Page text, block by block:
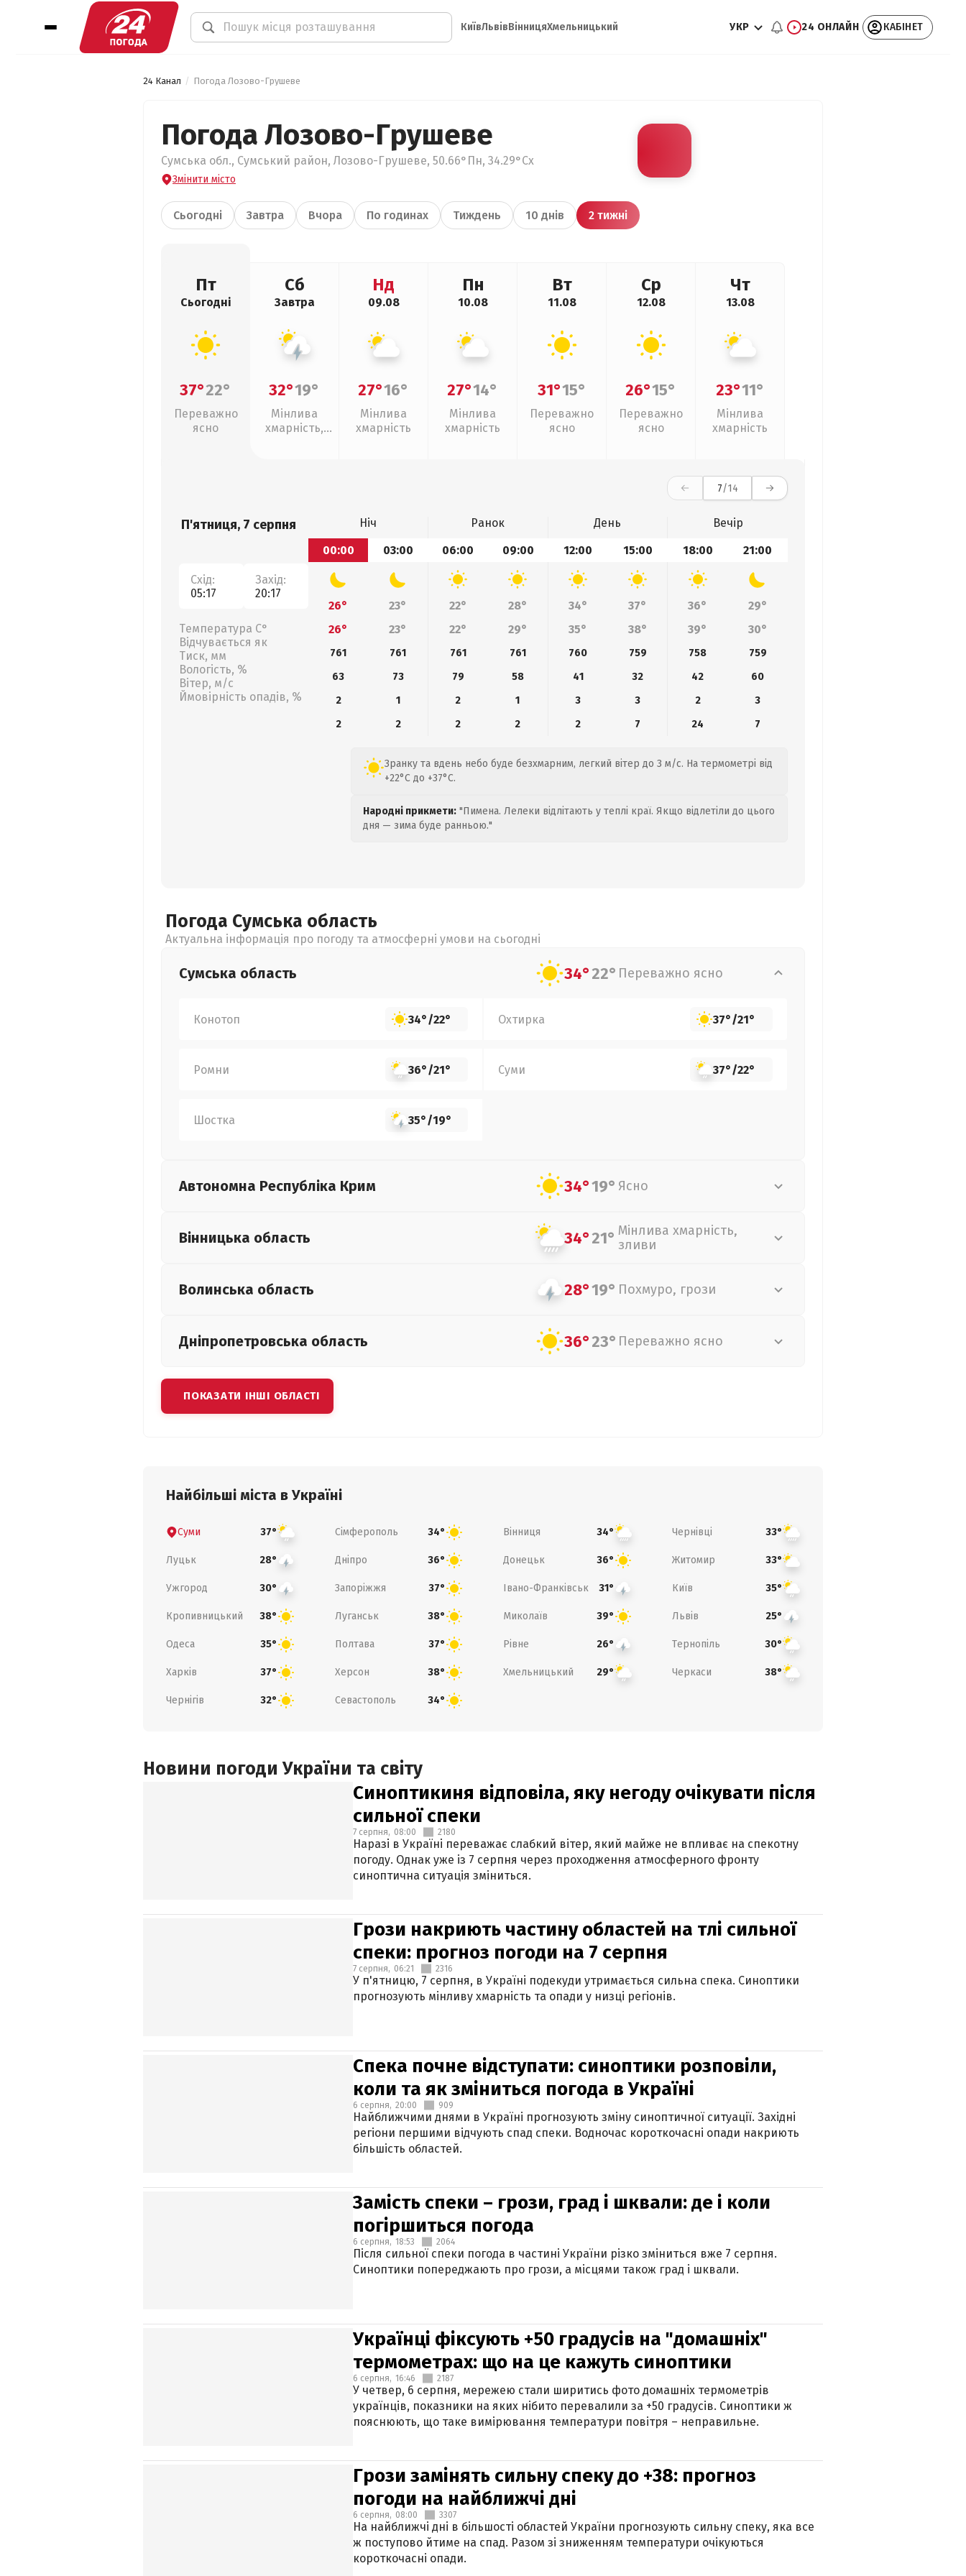
КиївЛьвівВінницяХмельницький УКР 24 ОНЛАЙН КАБІНЕТ
24 Канал Погода Лозово-Грушеве
Погода Лозово-Грушеве
Сумська обл., Сумський район, Лозово-Грушеве, 50.66°Пн, 34.29°Сх
Змінити місто
Сьогодні Завтра Вчора По годинах Тиждень 10 днів 2 тижні
Пт
Сьогодні
37°22°
Переважно
ясно
Сб
Завтра
32°19°
Мінлива
хмарність,
Нд
09.08
27°16°
Мінлива
хмарність
Пн
10.08
27°14°
Мінлива
хмарність
Вт
11.08
31°15°
Переважно
ясно
Ср
12.08
26°15°
Переважно
ясно
Чт
13.08
23°11°
Мінлива
хмарність
7/14
П'ятниця, 7 серпня
Схід:
05:17
Захід:
20:17
Температура С°
Відчувається як
Тиск, мм
Вологість, %
Вітер, м/с
Ймовірність опадів, %
Ніч Ранок День
Вечір
00:00
03:00 06:00 09:00 12:00 15:00 18:00 21:00
26° 23° 22° 28° 34° 37° 36°
29°
26°
23° 22° 29° 35° 38° 39° 30°
761 761 761 761 760 759 758
759
63
73 79 58 41 32 42
60
2
1 2 1 3 3 2
3
2
2 2 2 2 7 24 7
Зранку та вдень небо буде безхмарним, легкий вітер до 3 м/с. На термометрі від
+22°C до +37°C.
Народні прикмети: "Пимена. Лелеки відлітають у теплі краї. Якщо відлетіли до цього
дня — зима буде ранньою."
Погода Сумська область
Актуальна інформація про погоду та атмосферні умови на сьогодні
Сумська область 34°22° Переважно ясно
Конотоп 34°/22° Охтирка 37°/21°
Ромни 36°/21° Суми 37°/22°
Шостка 35°/19°
Автономна Республіка Крим 34°19° Ясно
Вінницька область 34°21° Мінлива хмарність,
зливи
Волинська область 28°19° Похмуро, грози
Дніпропетровська область 36°23° Переважно ясно
ПОКАЗАТИ ІНШІ ОБЛАСТІ
Найбільші міста в Україні
Суми 37° Сімферополь 34° Вінниця 34° Чернівці 33°
Луцьк 28° Дніпро 36° Донецьк 36° Житомир 33°
Ужгород 30° Запоріжжя 37° Івано-Франківськ 31° Київ 35°
Кропивницький 38° Луганськ 38° Миколаїв 39° Львів 25°
Одеса 35° Полтава 37° Рівне 26° Тернопіль 30°
Харків 37° Херсон 38° Хмельницький 29° Черкаси 38°
Чернігів 32° Севастополь 34°
Новини погоди України та світу
Синоптикиня відповіла, яку негоду очікувати після
сильної спеки
7 серпня, 08:00 2180
Наразі в Україні переважає слабкий вітер, який майже не впливає на спекотну
погоду. Однак уже із 7 серпня через проходження атмосферного фронту
синоптична ситуація зміниться.
Грози накриють частину областей на тлі сильної
спеки: прогноз погоди на 7 серпня
7 серпня, 06:21 2316
У п'ятницю, 7 серпня, в Україні подекуди утримається сильна спека. Синоптики
прогнозують мінливу хмарність та опади у низці регіонів.
Спека почне відступати: синоптики розповіли,
коли та як зміниться погода в Україні
6 серпня, 20:00 909
Найближчими днями в Україні прогнозують зміну синоптичної ситуації. Західні
регіони першими відчують спад спеки. Водночас короткочасні опади накриють
більшість областей.
Замість спеки – грози, град і шквали: де і коли
погіршиться погода
6 серпня, 18:53 2064
Після сильної спеки погода в частині України різко зміниться вже 7 серпня.
Синоптики попереджають про грози, а місцями також град і шквали.
Українці фіксують +50 градусів на "домашніх"
термометрах: що на це кажуть синоптики
6 серпня, 16:46 2187
У четвер, 6 серпня, мережею стали ширитись фото домашніх термометрів
українців, показники на яких нібито перевалили за +50 градусів. Синоптики ж
пояснюють, що таке вимірювання температури повітря – неправильне.
Грози замінять сильну спеку до +38: прогноз
погоди на найближчі дні
6 серпня, 08:00 3307
На найближчі дні в більшості областей України прогнозують сильну спеку, яка все
ж поступово йтиме на спад. Разом зі зниженням температури очікуються
короткочасні опади.